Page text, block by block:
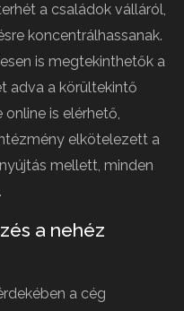
a családok válláról,
koncentrálhassanak.
is megtekinthetők a
adva a körültekintő
is elérhető,
elkötelezett a
mellett, minden
a nehéz
a cég